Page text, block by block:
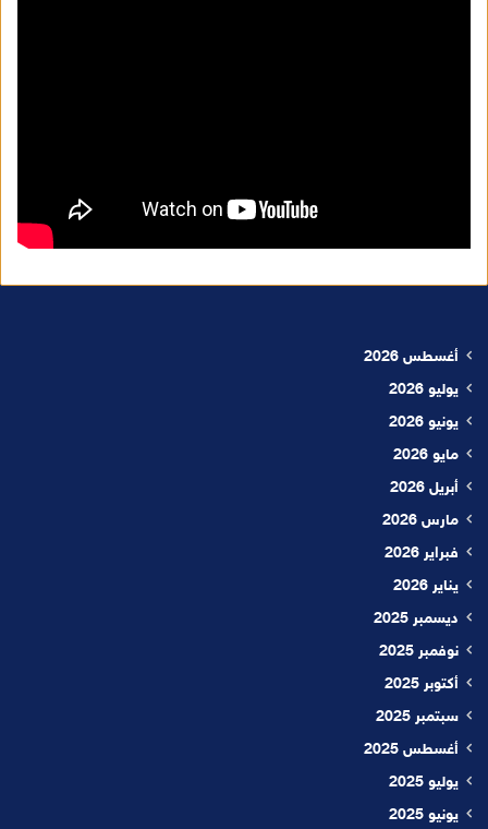
أغسطس 2026
يوليو 2026
يونيو 2026
مايو 2026
أبريل 2026
مارس 2026
فبراير 2026
يناير 2026
ديسمبر 2025
نوفمبر 2025
أكتوبر 2025
سبتمبر 2025
أغسطس 2025
يوليو 2025
يونيو 2025